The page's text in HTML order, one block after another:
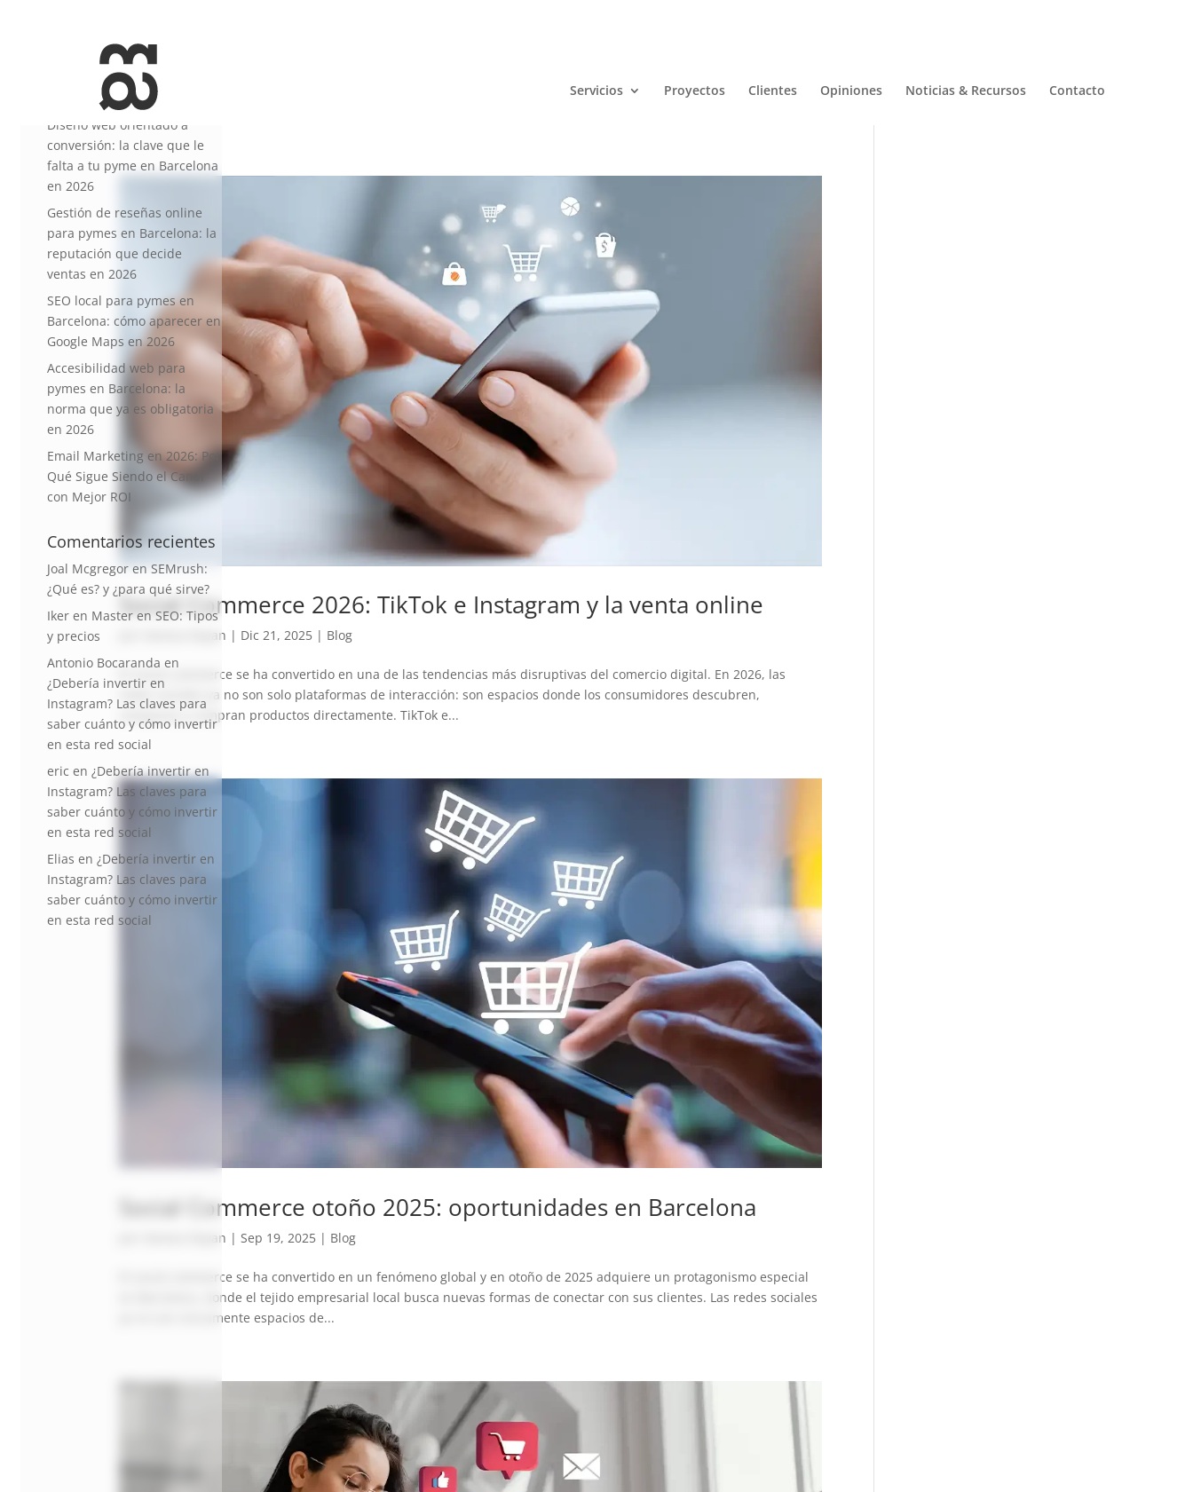
Servicios Proyectos Clientes Opiniones Noticias & Recursos Contacto
Social Commerce 2026: TikTok e Instagram y la venta online
Vanesa Dayan | Dic 21, 2025 | Blog
El social commerce se ha convertido en una de las tendencias más disruptivas del comercio digital. En 2026, las
redes sociales ya no son solo plataformas de interacción: son espacios donde los consumidores descubren,
comparan y compran productos directamente. TikTok e...
Social Commerce otoño 2025: oportunidades en Barcelona
Vanesa Dayan | Sep 19, 2025 | Blog
El social commerce se ha convertido en un fenómeno global y en otoño de 2025 adquiere un protagonismo especial
en Barcelona, donde el tejido empresarial local busca nuevas formas de conectar con sus clientes. Las redes sociales
ya no son únicamente espacios de...
Entradas recientes
Diseño web orientado a
conversión: la clave que le
falta a tu pyme en Barcelona
en 2026
Gestión de reseñas online
para pymes en Barcelona: la
reputación que decide
ventas en 2026
SEO local para pymes en
Barcelona: cómo aparecer en
Google Maps en 2026
Accesibilidad web para
pymes en Barcelona: la
norma que ya es obligatoria
en 2026
Email Marketing en 2026: Por
Qué Sigue Siendo el Canal
con Mejor ROI
Comentarios recientes
Joal McgregorenSEMrush:
¿Qué es? y ¿para qué sirve?
Iker en Master en SEO: Tipos
y precios
Antonio Bocaranda en
¿Debería invertir en
Instagram? Las claves para
saber cuánto y cómo invertir
en esta red social
eric en ¿Debería invertir en
Instagram? Las claves para
saber cuánto y cómo invertir
en esta red social
Elias en ¿Debería invertir en
Instagram? Las claves para
saber cuánto y cómo invertir
en esta red social